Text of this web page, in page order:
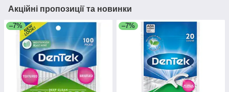
Акційні пропозиції та новинки
–7% –7%